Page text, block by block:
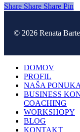
Share Share Share Pin
© 2026 Renata
Close
Menu
DOMOV
PROFIL
NAŠA PONUKA
BUSINESS
COACHING
WORKSHOPY
BLOG
KONTAKT